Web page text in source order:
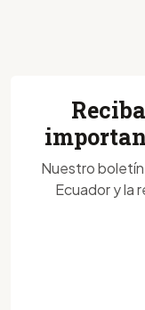
Nuestro
Ecuador y la